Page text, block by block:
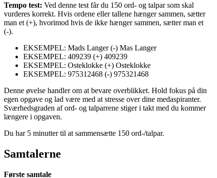
Tempo test: Ved denne test får du 150 ord- og talpar som skal
vurderes korrekt. Hvis ordene eller tallene hænger sammen, sætter
man et (+), hvorimod hvis de ikke hænger sammen, sætter man et
(-).
EKSEMPEL: Mads Langer (-) Mas Langer
EKSEMPEL: 409239 (+) 409239
EKSEMPEL: Osteklokke (+) Osteklokke
EKSEMPEL: 975312468 (-) 975321468
Denne øvelse handler om at bevare overblikket. Hold fokus på din
egen opgave og lad være med at stresse over dine medaspiranter.
Sværhedsgraden af ord- og talparrene stiger i takt med du kommer
længere i opgaven.
Du har 5 minutter til at sammensætte 150 ord-/talpar.
Samtalerne
Første samtale